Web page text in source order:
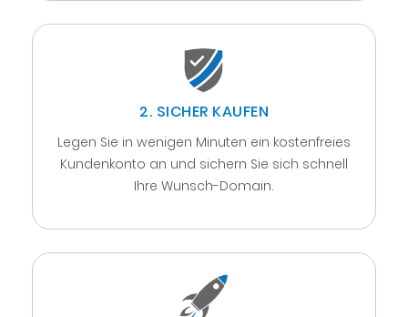
2. SICHER KAUFEN
Legen Sie in wenigen Minuten ein kostenfreies
Kundenkonto an und sichern Sie sich schnell
Ihre Wunsch-Domain.